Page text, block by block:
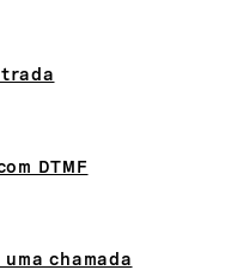
DTMF
chamada